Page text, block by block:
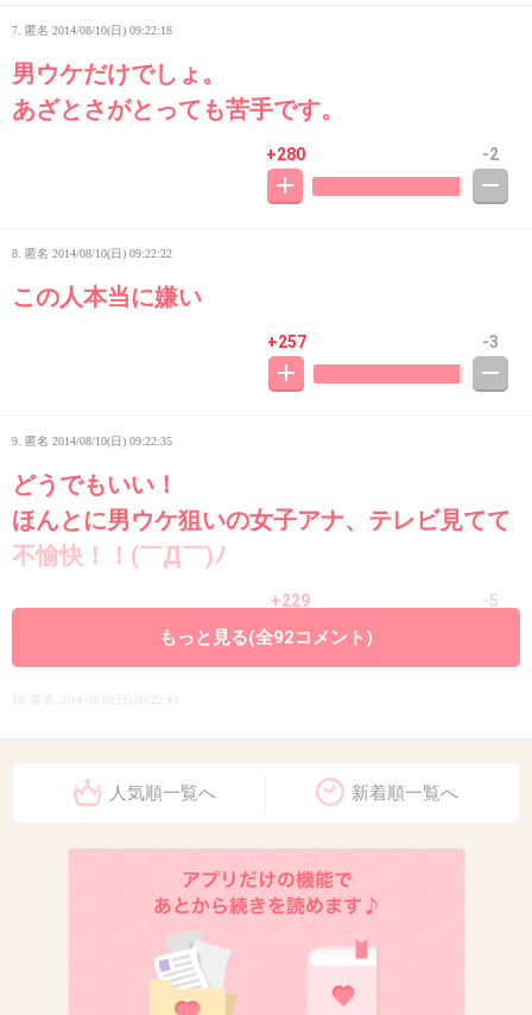
7. 匿名 2014/08/10(日) 09:22:18
男ウケだけでしょ。
あざとさがとっても苦手です。
+280 -2
8. 匿名 2014/08/10(日) 09:22:22
この人本当に嫌い
+257 -3
9. 匿名 2014/08/10(日) 09:22:35
どうでもいい！
ほんとに男ウケ狙いの女子アナ、テレビ見てて
不愉快！！(￣Д￣)ﾉ
+229 -5
10. 匿名 2014/08/10(日) 09:22:43
年下の彼氏が堂々と交際宣言しちゃったけど、
三田は何もコメントしないのかな
武・金子侑司、フジ三田友梨佳アナと堂々
「すごい大事な人。付き合っています」西武・金子侑司、フジ三田友梨佳
アナと堂々交際宣言 西武・金子侑、ミタパンと堂々交際宣言「付き合って
います」 - 野球 - SANSPO.COM（サンスポ）西武の金子侑司内野手（２４）
が７日、フジテレビ・三田友梨佳アナウンサー（...
もっと見る(全92コメント)
人気順一覧へ 新着順一覧へ